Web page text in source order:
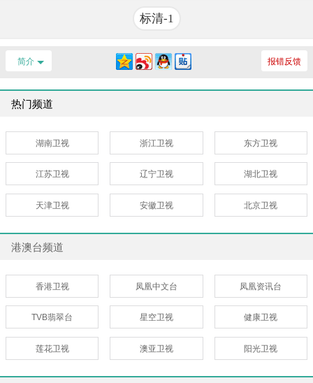
标清-1
简介 报错反馈
热门频道
湖南卫视 浙江卫视 东方卫视
江苏卫视 辽宁卫视 湖北卫视
天津卫视 安徽卫视 北京卫视
港澳台频道
香港卫视 凤凰中文台 凤凰资讯台
TVB翡翠台 星空卫视 健康卫视
莲花卫视 澳亚卫视 阳光卫视